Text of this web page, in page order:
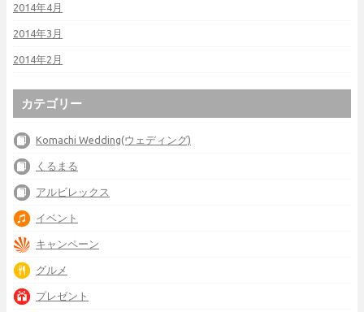
2014年4月
2014年3月
2014年2月
カテゴリー
Komachi Wedding(ウェディング)
くるまる
アルビレックス
イベント
キャンペーン
グルメ
プレゼント